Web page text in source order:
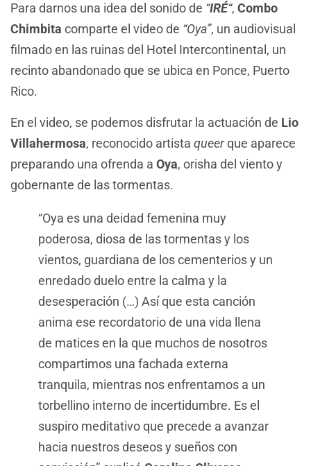
Para darnos una idea del sonido de “IRÉ“, Combo
Chimbita comparte el video de “Oya”, un audiovisual
filmado en las ruinas del Hotel Intercontinental, un
recinto abandonado que se ubica en Ponce, Puerto
Rico.
En el video, se podemos disfrutar la actuación de Lio
Villahermosa, reconocido artista queerque aparece
preparando una ofrenda a Oya, orisha del viento y
gobernante de las tormentas.
“Oya es una deidad femenina muy
poderosa, diosa de las tormentas y los
vientos, guardiana de los cementerios y un
enredado duelo entre la calma y la
desesperación (…) Así que esta canción
anima ese recordatorio de una vida llena
de matices en la que muchos de nosotros
compartimos una fachada externa
tranquila, mientras nos enfrentamos a un
torbellino interno de incertidumbre. Es el
suspiro meditativo que precede a avanzar
hacia nuestros deseos y sueños con